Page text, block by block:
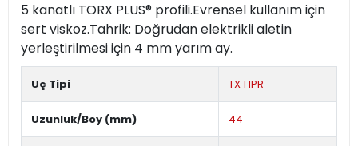
5 kanatlı TORX PLUS® profili.Evrensel kullanım için
sert viskoz.Tahrik: Doğrudan elektrikli aletin
yerleştirilmesi için 4 mm yarım ay.
Uç Tipi TX 1 IPR
Uzunluk/Boy (mm) 44